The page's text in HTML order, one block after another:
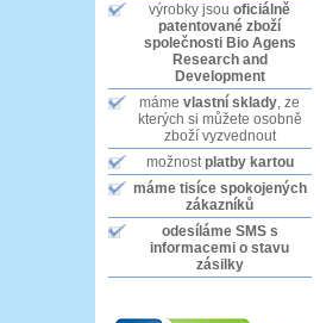
výrobky jsou oficiálně
patentované zboží
společnosti Bio Agens
Research and
Development
máme vlastní sklady, ze
kterých si můžete osobně
zboží vyzvednout
možnostplatby kartou
máme tisíce spokojených
zákazníků
odesíláme SMSs
informacemi o stavu
zásilky